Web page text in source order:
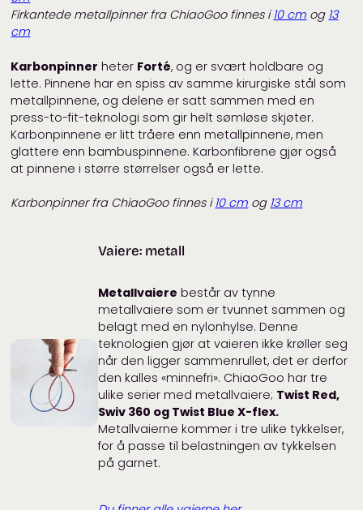
Firkantede metallpinner fra ChiaoGoo finnes i 10 cm og 13
cm
Karbonpinner heter Forté, og er svært holdbare og
lette. Pinnene har en spiss av samme kirurgiske stål som
metallpinnene, og delene er satt sammen med en
press-to-fit-teknologi som gir helt sømløse skjøter.
Karbonpinnene er litt tråere enn metallpinnene, men
glattere enn bambuspinnene. Karbonfibrene gjør også
at pinnene i større størrelser også er lette.
Karbonpinner fra ChiaoGoo finnes i 10 cm og 13 cm
Vaiere: metall
Metallvaiere består av tynne
metallvaiere som er tvunnet sammen og
belagt med en nylonhylse. Denne
teknologien gjør at vaieren ikke krøller seg
når den ligger sammenrullet, det er derfor
den kalles «minnefri». ChiaoGoo har tre
ulike serier med metallvaiere; Twist Red,
Swiv 360 og Twist Blue X-flex.
Metallvaierne kommer i tre ulike tykkelser,
for å passe til belastningen av tykkelsen
på garnet.